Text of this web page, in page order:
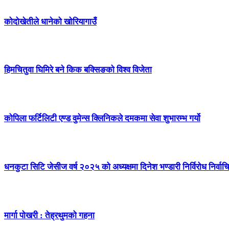
कोदोखेतीले धानेको खोरियागाउँ
हिमचितुवा घिमिरे बने किक बक्सिङको विश्व विजेता
कोपिला फर्टिलिटी एण्ड वुमेन्स क्लिनिकले दमकमा सेवा शुभारम्भ गर्यो
धनकुटा सिटि जेसीज वर्ष २०२५ को अध्यक्षमा दिनेश भण्डारी निर्विरोध
मार्गा पोखरी : तेह्रथुमको गहना